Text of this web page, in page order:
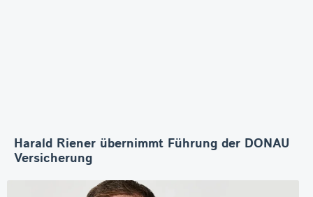
Harald Riener übernimmt Führung der DONAU
Versicherung